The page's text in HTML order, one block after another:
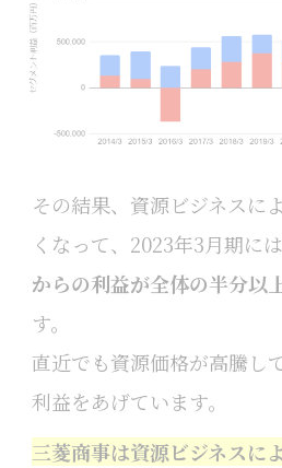
その結果、資源ビジネスに
くなって、2023年3月期には
からの利益が全体の半分以
す。
直近でも資源価格が高騰し
利益をあげています。
三菱商事は資源ビジネスに